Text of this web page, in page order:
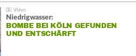
Niedrigwasser:
BOMBE BEI KÖLN GEFUNDEN
UND ENTSCHÄRFT